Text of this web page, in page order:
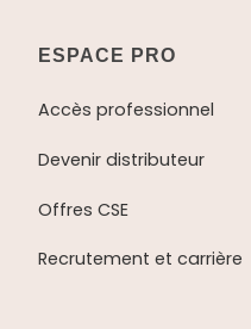
ESPACE PRO
Accès professionnel
Devenir distributeur
Offres CSE
Recrutement et carrière